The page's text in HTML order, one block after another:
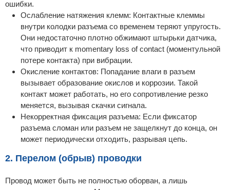
ошибки.
Ослабление натяжения клемм: Контактные клеммы
внутри колодки разъема со временем теряют упругость.
Они недостаточно плотно обжимают штырьки датчика,
что приводит к momentary loss of contact (моментульной
потере контакта) при вибрации.
Окисление контактов: Попадание влаги в разъем
вызывает образование окислов и коррозии. Такой
контакт может работать, но его сопротивление резко
меняется, вызывая скачки сигнала.
Некорректная фиксация разъема: Если фиксатор
разъема сломан или разъем не защелкнут до конца, он
может периодически отходить, разрывая цепь.
2. Перелом (обрыв) проводки
Провод может быть не полностью оборван, а лишь